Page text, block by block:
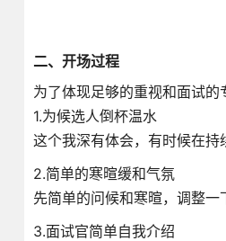
二、开场过程
为了体现足够的重视和面试的
1.为候选人倒杯温水
这个我深有体会，有时候在持
2.简单的寒暄缓和气氛
先简单的问候和寒暄，调整一
3.面试官简单自我介绍